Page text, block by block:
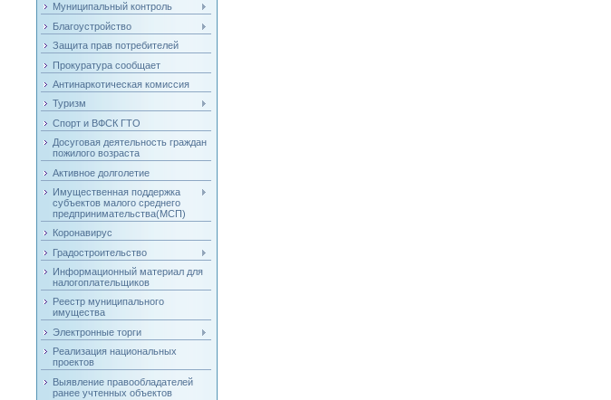
Муниципальный контроль
Благоустройство
Защита прав потребителей
Прокуратура сообщает
Антинаркотическая комиссия
Туризм
Спорт и ВФСК ГТО
Досуговая деятельность граждан
пожилого возраста
Активное долголетие
Имущественная поддержка
субъектов малого среднего
предпринимательства(МСП)
Коронавирус
Градостроительство
Информационный материал для
налогоплательщиков
Реестр муниципального
имущества
Электронные торги
Реализация национальных
проектов
Выявление правообладателей
ранее учтенных объектов